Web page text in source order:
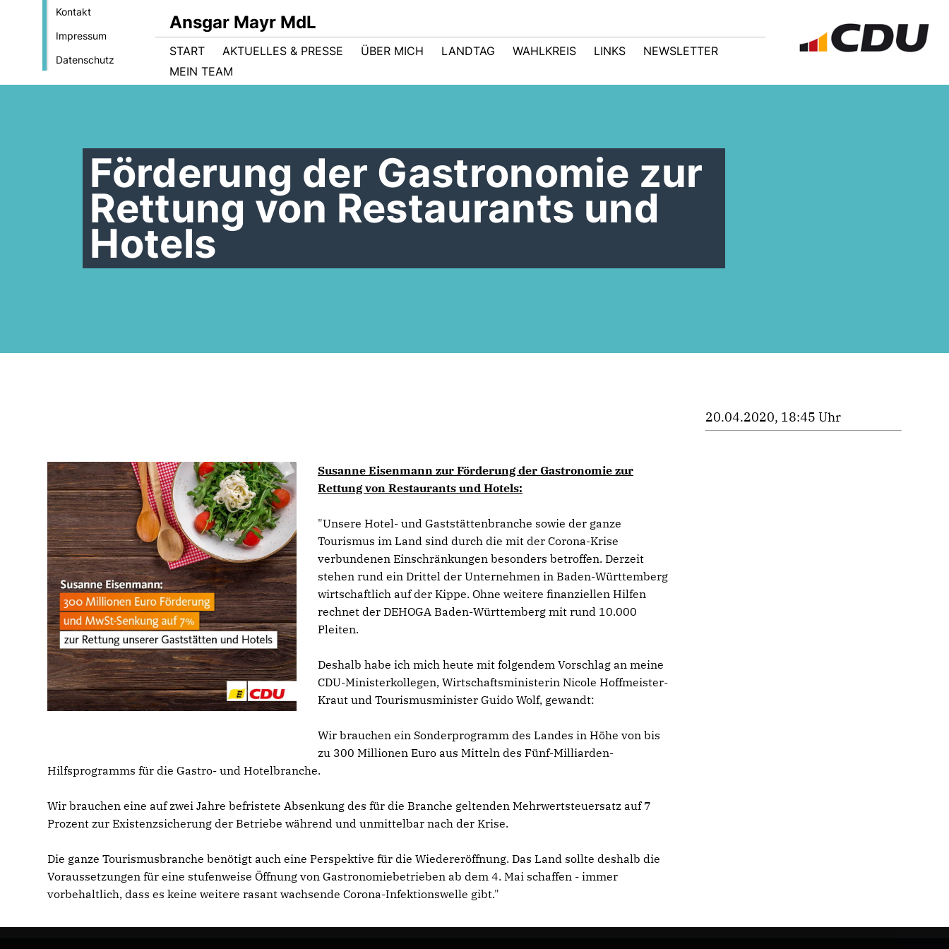
Kontakt
Impressum
Datenschutz
Ansgar Mayr MdL
START AKTUELLES & PRESSE ÜBER MICH LANDTAG WAHLKREIS LINKS
NEWSLETTER
MEIN TEAM
Förderung der Gastronomie zur
Rettung von Restaurants und
Hotels
Susanne Eisenmann zur Förderung der Gastronomie zur
Rettung von Restaurants und Hotels:
"Unsere Hotel- und Gaststättenbranche sowie der ganze
Tourismus im Land sind durch die mit der Corona-Krise
verbundenen Einschränkungen besonders betroffen. Derzeit
stehen rund ein Drittel der Unternehmen in Baden-Württemberg
wirtschaftlich auf der Kippe. Ohne weitere finanziellen Hilfen
rechnet der DEHOGA Baden-Württemberg mit rund 10.000
Pleiten.
Deshalb habe ich mich heute mit folgendem Vorschlag an meine
CDU-Ministerkollegen, Wirtschaftsministerin Nicole Hoffmeister-
Kraut und Tourismusminister Guido Wolf, gewandt:
Wir brauchen ein Sonderprogramm des Landes in Höhe von bis
zu 300 Millionen Euro aus Mitteln des Fünf-Milliarden-
Hilfsprogramms für die Gastro- und Hotelbranche.
Wir brauchen eine auf zwei Jahre befristete Absenkung des für die Branche geltenden Mehrwertsteuersatz auf 7
Prozent zur Existenzsicherung der Betriebe während und unmittelbar nach der Krise.
Die ganze Tourismusbranche benötigt auch eine Perspektive für die Wiedereröffnung. Das Land sollte deshalb die
Voraussetzungen für eine stufenweise Öffnung von Gastronomiebetrieben ab dem 4. Mai schaffen - immer
vorbehaltlich, dass es keine weitere rasant wachsende Corona-Infektionswelle gibt."
20.04.2020, 18:45 Uhr